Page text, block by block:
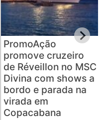
PromoAção
promove cruzeiro
de Réveillon no MSC
Divina com shows a
bordo e parada na
virada em
Copacabana